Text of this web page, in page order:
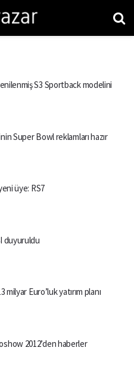
S3 Sportback modelini
Super Bowl reklamları hazır
üye: RS7
duyuruldu
milyar Euro’luk yatırım planı
2012’den haberler